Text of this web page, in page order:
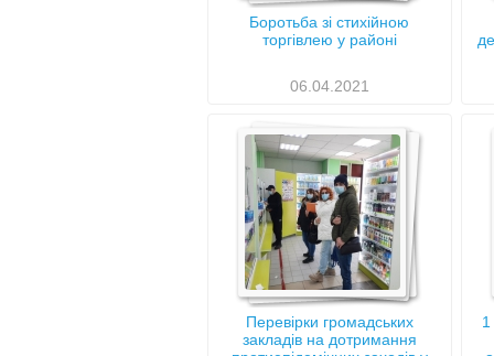
Боротьба зі стихійною
торгівлею у районі
06.04.2021
Перевірки громадських
закладів на дотримання
1